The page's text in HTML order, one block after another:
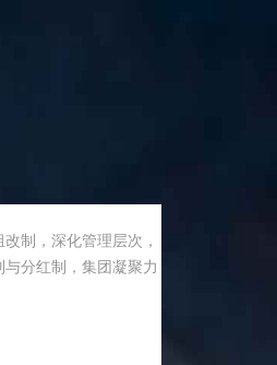
制，深化管理层次，
分红制，集团凝聚力